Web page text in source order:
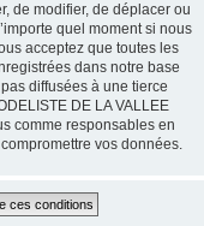
de modifier, de déplacer ou
quel moment si nous
acceptez que toutes les
dans notre base
diffusées à une tierce
DE LA VALLEE
comme responsables en
vos données.